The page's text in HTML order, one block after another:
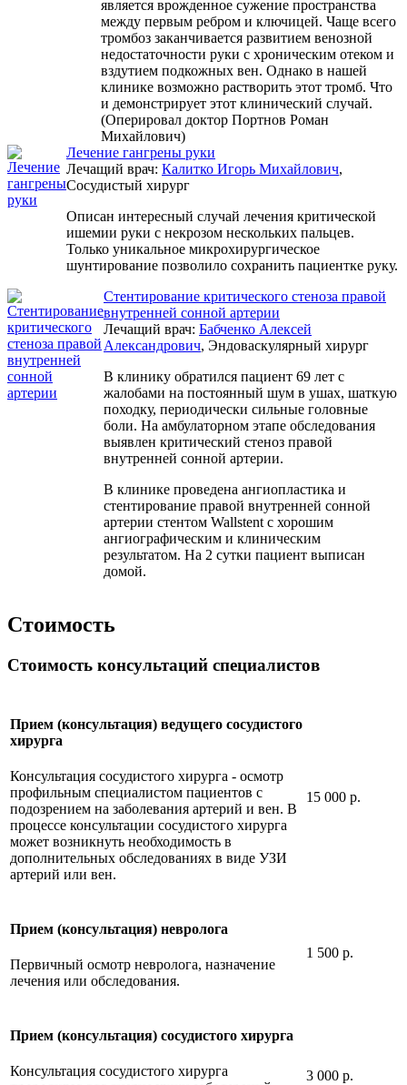
является врожденное сужение пространства
между первым ребром и ключицей. Чаще всего
тромбоз заканчивается развитием венозной
недостаточности руки с хроническим отеком и
вздутием подкожных вен. Однако в нашей
клинике возможно растворить этот тромб. Что
и демонстрирует этот клинический случай.
(Оперировал доктор Портнов Роман
Михайлович)
Лечение гангрены руки
Лечащий врач: Калитко Игорь Михайлович,
Сосудистый хирург
Описан интересный случай лечения критической
ишемии руки с некрозом нескольких пальцев.
Только уникальное микрохирургическое
шунтирование позволило сохранить пациентке руку.
Стентирование критического стеноза правой
внутренней сонной артерии
Лечащий врач: Бабченко Алексей
Александрович, Эндоваскулярный хирург
В клинику обратился пациент 69 лет с
жалобами на постоянный шум в ушах, шаткую
походку, периодически сильные головные
боли. На амбулаторном этапе обследования
выявлен критический стеноз правой
внутренней сонной артерии.
В клинике проведена ангиопластика и
стентирование правой внутренней сонной
артерии стентом Wallstent с хорошим
ангиографическим и клиническим
результатом. На 2 сутки пациент выписан
домой.
Стоимость
Стоимость консультаций специалистов
Прием (консультация) ведущего сосудистого
хирурга
Консультация сосудистого хирурга - осмотр
профильным специалистом пациентов с
подозрением на заболевания артерий и вен. В
процессе консультации сосудистого хирурга
может возникнуть необходимость в
дополнительных обследованиях в виде УЗИ
артерий или вен.
15 000 р.
Прием (консультация) невролога
Первичный осмотр невролога, назначение
лечения или обследования.
1 500 р.
Прием (консультация) сосудистого хирурга
Консультация сосудистого хирурга
3 000 р.